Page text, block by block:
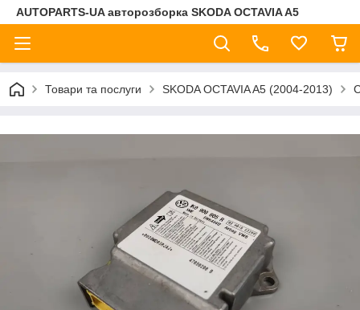
AUTOPARTS-UA авторозборка SKODA OCTAVIA A5
Товари та послуги SKODA OCTAVIA A5 (2004-2013)